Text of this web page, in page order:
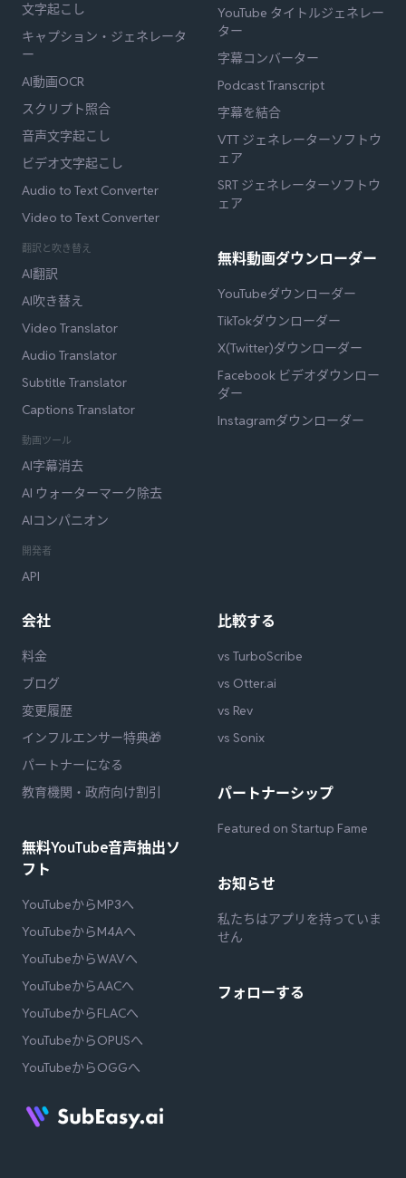
文字起こし
キャプション・ジェネレータ
ー
AI動画OCR
スクリプト照合
音声文字起こし
ビデオ文字起こし
Audio to Text Converter
Video to Text Converter
翻訳と吹き替え
AI翻訳
AI吹き替え
Video Translator
Audio Translator
Subtitle Translator
Captions Translator
動画ツール
AI字幕消去
AI ウォーターマーク除去
AIコンパニオン
開発者
API
YouTube タイトルジェネレー
ター
字幕コンバーター
Podcast Transcript
字幕を結合
VTT ジェネレーターソフトウ
ェア
SRT ジェネレーターソフトウ
ェア
無料動画ダウンローダー
YouTubeダウンローダー
TikTokダウンローダー
X(Twitter)ダウンローダー
Facebook ビデオダウンロー
ダー
Instagramダウンローダー
会社
料金
ブログ
変更履歴
インフルエンサー特典🎁
パートナーになる
教育機関・政府向け割引
無料YouTube音声抽出ソ
フト
YouTubeからMP3へ
YouTubeからM4Aへ
YouTubeからWAVへ
YouTubeからAACへ
YouTubeからFLACへ
YouTubeからOPUSへ
YouTubeからOGGへ
比較する
vs TurboScribe
vs Otter.ai
vs Rev
vs Sonix
パートナーシップ
Featured on Startup Fame
お知らせ
私たちはアプリを持っていま
せん
フォローする